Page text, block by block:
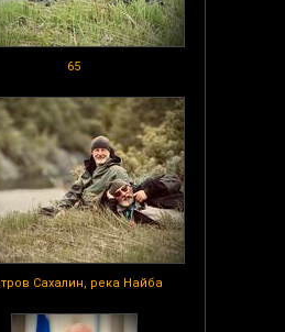
65
Сахалин, река Найба